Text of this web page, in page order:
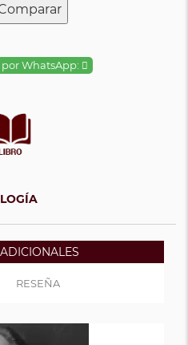
WhatsApp:
RESEÑA